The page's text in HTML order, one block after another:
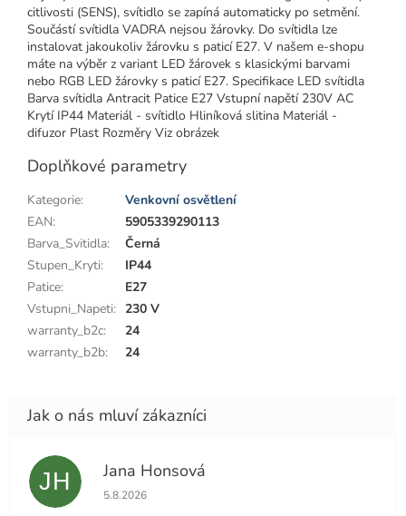
citlivosti (SENS), svítidlo se zapíná automaticky po setmění.
Součástí svítidla VADRA nejsou žárovky. Do svítidla lze
instalovat jakoukoliv žárovku s paticí E27. V našem e-shopu
máte na výběr z variant LED žárovek s klasickými barvami
nebo RGB LED žárovky s paticí E27. Specifikace LED svítidla
Barva svítidla Antracit Patice E27 Vstupní napětí 230V AC
Krytí IP44 Materiál - svítidlo Hliníková slitina Materiál -
difuzor Plast Rozměry Viz obrázek
Doplňkové parametry
Kategorie:
Venkovní osvětlení
EAN:
5905339290113
Barva_Svitidla:
Černá
Stupen_Kryti:
IP44
Patice:
E27
Vstupni_Napeti: 230 V
warranty_b2c:
24
warranty_b2b: 24
JH Jana Honsová
Hodnocení obchodu je 5 z 5 hvězdiček.
5.8.2026